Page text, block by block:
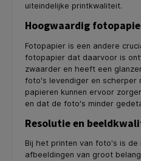
uiteindelijke printkwaliteit.
Hoogwaardig
Fotopapier is een andere
fotopapier dat daarvoor is
zwaarder en heeft een
foto's levendiger en scherper
papieren kunnen ervoor
en dat de foto's minder
Resolutie en
Bij het printen van foto's is de
afbeeldingen van groot